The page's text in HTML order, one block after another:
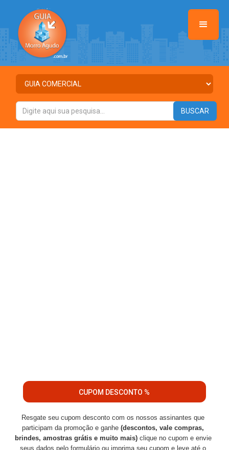
CUPOM DESCONTO %
Resgate seu cupom desconto com os nossos assinantes que
participam da promoção e ganhe (descontos, vale compras,
brindes, amostras grátis e muito mais)clique no cupom e envie
seus dados pelo formulário ou imprima seu cupom e leve até o